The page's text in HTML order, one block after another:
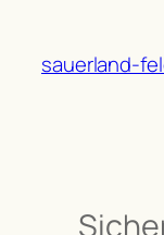
springen
sauerland-